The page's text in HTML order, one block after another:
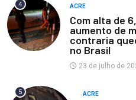
4 ACRE
Com alta de
aumento de
contraria
no Brasil
23 de julho de
5 ACRE